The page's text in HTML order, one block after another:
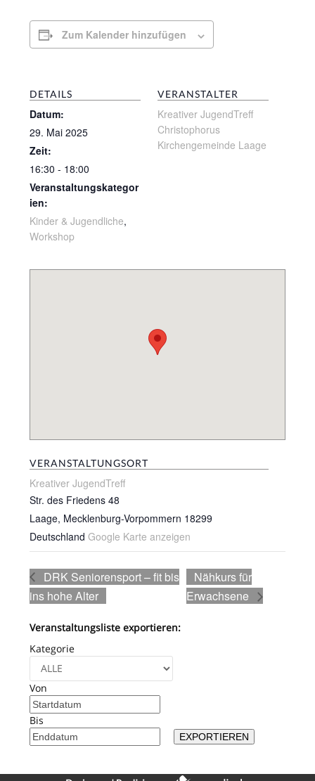
Zum Kalender hinzufügen
DETAILS
Datum:
29. Mai 2025
Zeit:
16:30 - 18:00
Veranstaltungskategor
ien:
Kinder & Jugendliche,
Workshop
VERANSTALTER
Kreativer JugendTreff
Christophorus
Kirchengemeinde Laage
VERANSTALTUNGSORT
Kreativer JugendTreff
Str. des Friedens 48
Laage, Mecklenburg-Vorpommern 18299
Deutschland Google Karte anzeigen
DRK Seniorensport – fit bis
ins hohe Alter
Nähkurs für
Erwachsene
Veranstaltungsliste exportieren:
Kategorie
Von
Bis